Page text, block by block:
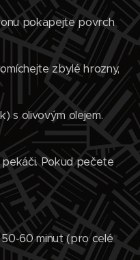
pokapejte povrch
zbylé hrozny,
s olivovým olejem.
Pokud pečete
60 minut (pro celé